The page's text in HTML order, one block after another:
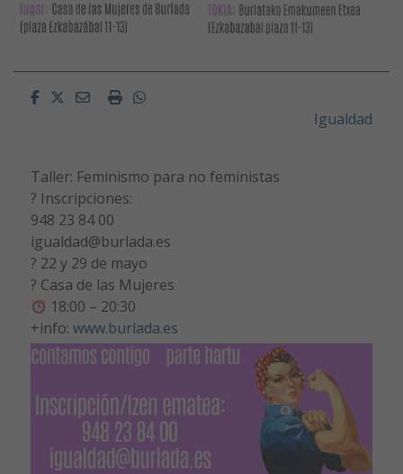
FacebookTwitterEmailImprimirWhatsapp
Igualdad
Taller: Feminismo para no feministas
? Inscripciones:
948 23 84 00
igualdad@burlada.es
? 22 y 29 de mayo
? Casa de las Mujeres
18:00 – 20:30
+info: www.burlada.es